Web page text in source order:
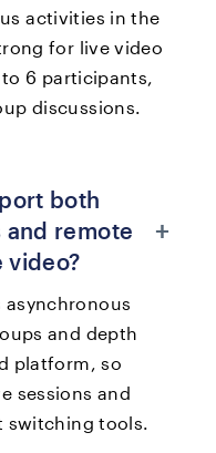
activities in the
for live video
6 participants,
discussions.
both
and remote
video?
+
asynchronous
and depth
platform, so
sessions and
switching tools.